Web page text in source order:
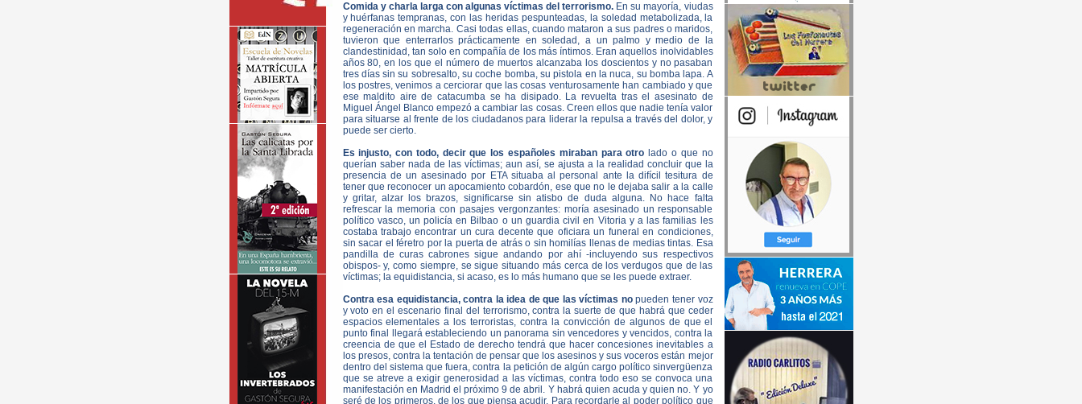
Comida y charla larga con algunas víctimas del terrorismo. En su mayoría, viudas
y huérfanas tempranas, con las heridas pespunteadas, la soledad metabolizada, la
regeneración en marcha. Casi todas ellas, cuando mataron a sus padres o maridos,
tuvieron que enterrarlos prácticamente en soledad, a un palmo y medio de la
clandestinidad, tan solo en compañía de los más íntimos. Eran aquellos inolvidables
años 80, en los que el número de muertos alcanzaba los doscientos y no pasaban
tres días sin su sobresalto, su coche bomba, su pistola en la nuca, su bomba lapa. A
los postres, venimos a cerciorar que las cosas venturosamente han cambiado y que
ese maldito aire de catacumba se ha disipado. La revuelta tras el asesinato de
Miguel Ángel Blanco empezó a cambiar las cosas. Creen ellos que nadie tenía valor
para situarse al frente de los ciudadanos para liderar la repulsa a través del dolor, y
puede ser cierto.
Es injusto, con todo, decir que los españoles miraban para otro lado o que no
querían saber nada de las víctimas; aun así, se ajusta a la realidad concluir que la
presencia de un asesinado por ETA situaba al personal ante la difícil tesitura de
tener que reconocer un apocamiento cobardón, ese que no le dejaba salir a la calle
y gritar, alzar los brazos, significarse sin atisbo de duda alguna. No hace falta
refrescar la memoria con pasajes vergonzantes: moría asesinado un responsable
político vasco, un policía en Bilbao o un guardia civil en Vitoria y a las familias les
costaba trabajo encontrar un cura decente que oficiara un funeral en condiciones,
sin sacar el féretro por la puerta de atrás o sin homilías llenas de medias tintas. Esa
pandilla de curas cabrones sigue andando por ahí -incluyendo sus respectivos
obispos- y, como siempre, se sigue situando más cerca de los verdugos que de las
víctimas; la equidistancia, si acaso, es lo más humano que se les puede extraer.
Contra esa equidistancia, contra la idea de que las víctimas nopueden tener voz
y voto en el escenario final del terrorismo, contra la suerte de que habrá que ceder
espacios elementales a los terroristas, contra la convicción de algunos de que el
punto final llegará estableciendo un panorama sin vencedores y vencidos, contra la
creencia de que el Estado de derecho tendrá que hacer concesiones inevitables a
los presos, contra la tentación de pensar que los asesinos y sus voceros están mejor
dentro del sistema que fuera, contra la petición de algún cargo político sinvergüenza
que se atreve a exigir generosidad a las víctimas, contra todo eso se convoca una
manifestación en Madrid el próximo 9 de abril. Y habrá quien acuda y quien no. Y yo
seré de los primeros, de los que piensa acudir. Para recordarle al poder político que